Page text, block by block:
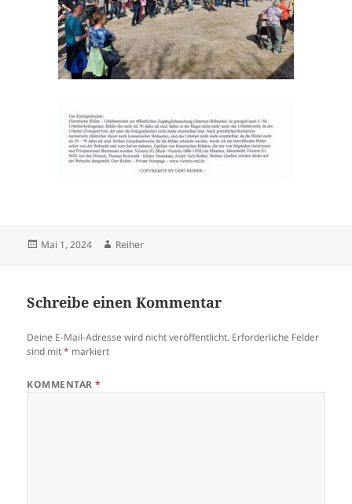
Veröffentlicht
Mai 1, 2024 Autor
Reiher
Schreibe einen Kommentar
Deine E-Mail-Adresse wird nicht veröffentlicht. Erforderliche Felder
sind mit* markiert
KOMMENTAR*